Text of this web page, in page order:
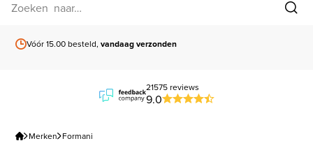
Vóór 15.00 besteld,vandaag verzonden
21575 reviews
9.0
Merken Formani